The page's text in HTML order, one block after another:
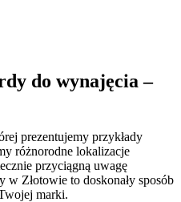
do wynajęcia –
prezentujemy przykłady
różnorodne lokalizacje
przyciągną uwagę
Złotowie to doskonały sposób
marki.